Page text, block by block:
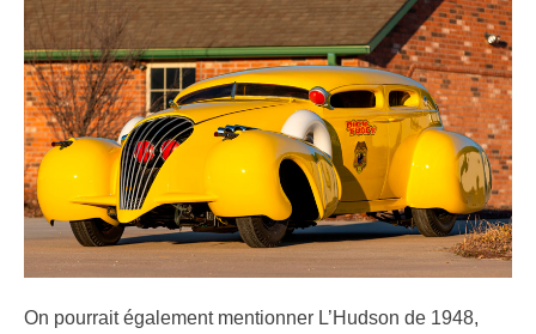
On pourrait également mentionner L’Hudson de 1948,